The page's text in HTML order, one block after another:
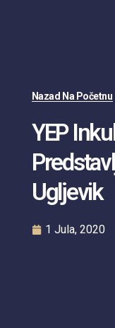
Nazad Na Početnu
YEP
Ugljevik
1 Jula, 2020